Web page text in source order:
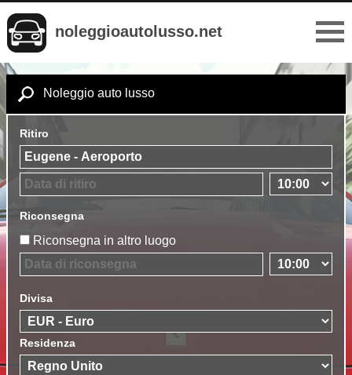
noleggioautolusso.net
Noleggio auto lusso
Ritiro
Riconsegna
Riconsegna in altro luogo
Divisa
Residenza